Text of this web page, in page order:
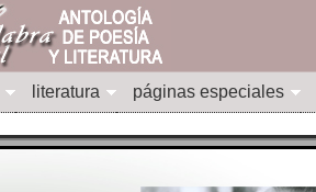
literatura páginas especiales